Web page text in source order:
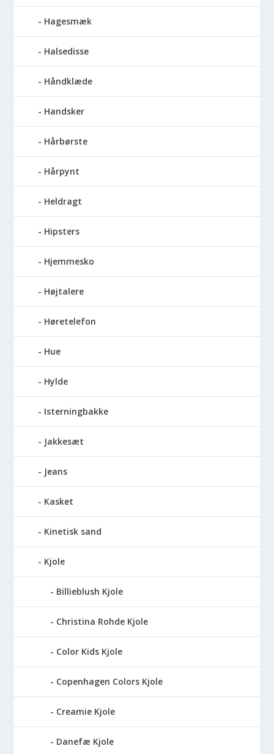
Hagesmæk
Halsedisse
Håndklæde
Handsker
Hårbørste
Hårpynt
Heldragt
Hipsters
Hjemmesko
Højtalere
Høretelefon
Hue
Hylde
Isterningbakke
Jakkesæt
Jeans
Kasket
Kinetisk sand
Kjole
Billieblush Kjole
Christina Rohde Kjole
Color Kids Kjole
Copenhagen Colors Kjole
Creamie Kjole
Danefæ Kjole